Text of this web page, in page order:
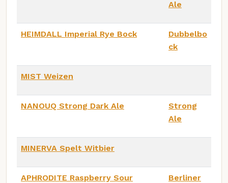
Ale
HEIMDALL Imperial Rye Bock
Dubbelbo
ck
MIST Weizen
NANOUQ Strong Dark Ale
Strong
Ale
MINERVA Spelt Witbier
APHRODITE Raspberry Sour
Berliner